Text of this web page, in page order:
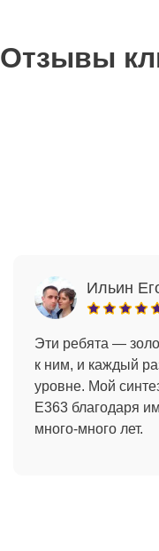
Отзывы
Ильин
Эти ребята —
к ним, и каждый
уровне. Мой
E363 благодаря
много-много лет.